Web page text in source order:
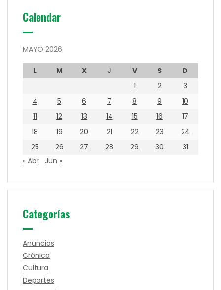
Calendar
MAYO 2026
L M X J V S
D
1
2
3
4
5 6 7 8 9
10
11
12 13 14 15 16
17
18
19 20 21 22 23
24
25
26 27 28 29 30
31
« Abr
Jun »
Categorías
Anuncios
Crónica
Cultura
Deportes